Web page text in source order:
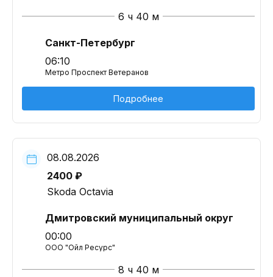
6 ч 40 м
Санкт-Петербург
06:10
Метро Проспект Ветеранов
Подробнее
08.08.2026
2400 ₽
Skoda Octavia
Дмитровский муниципальный округ
00:00
ООО "Ойл Ресурс"
8 ч 40 м